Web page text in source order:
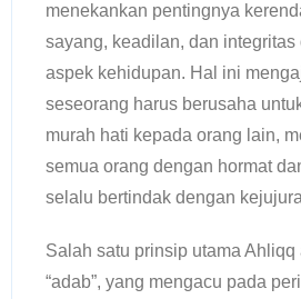
menekankan pentingnya
sayang, keadilan, dan integritas
aspek kehidupan. Hal ini
seseorang harus berusaha
murah hati kepada orang lain,
semua orang dengan hormat
selalu bertindak dengan
Salah satu prinsip utama
“adab”, yang mengacu pada